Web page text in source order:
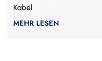
Kabel
MEHR LESEN